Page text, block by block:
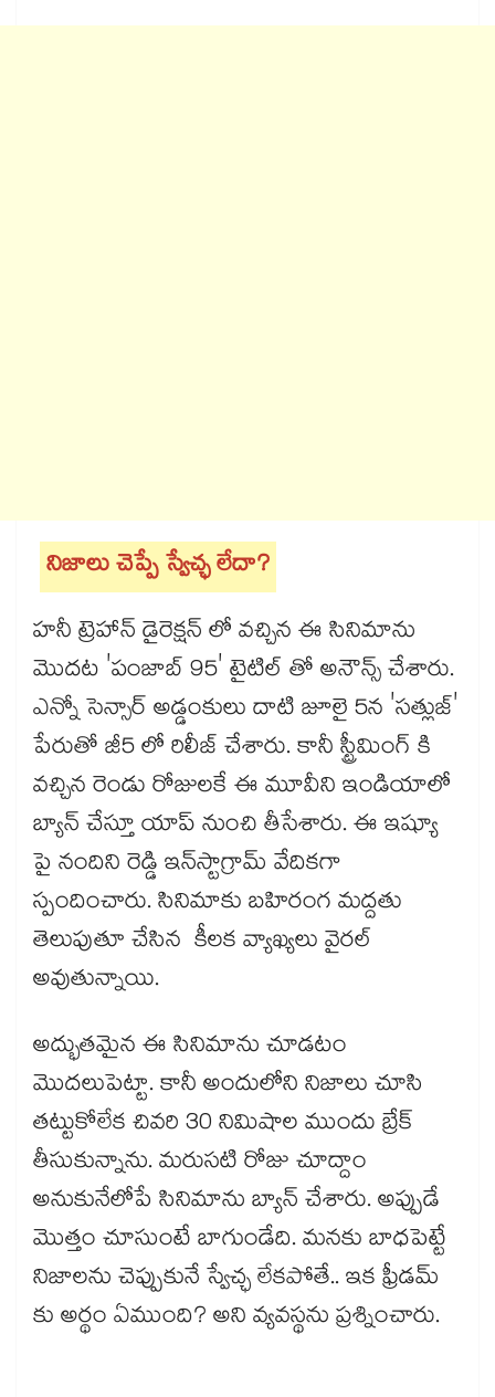
నిజాలు చెప్పే స్వేచ్ఛ లేదా?
హనీ ట్రెహాన్ డైరెక్షన్ లో వచ్చిన ఈ సినిమాను
మొదట 'పంజాబ్ 95' టైటిల్ తో అనౌన్స్ చేశారు.
ఎన్నో సెన్సార్ అడ్డంకులు దాటి జూలై 5న 'సత్లుజ్'
పేరుతో జీ5 లో రిలీజ్ చేశారు. కానీ స్ట్రీమింగ్ కి
వచ్చిన రెండు రోజులకే ఈ మూవీని ఇండియాలో
బ్యాన్ చేస్తూ యాప్ నుంచి తీసేశారు. ఈ ఇష్యూ
పై నందిని రెడ్డి ఇన్‌స్టాగ్రామ్ వేదికగా
స్పందించారు. సినిమాకు బహిరంగ మద్దతు
తెలుపుతూ చేసిన కీలక వ్యాఖ్యలు వైరల్
అవుతున్నాయి.
అద్భుతమైన ఈ సినిమాను చూడటం
మొదలుపెట్టా. కానీ అందులోని నిజాలు చూసి
తట్టుకోలేక చివరి 30 నిమిషాల ముందు బ్రేక్
తీసుకున్నాను. మరుసటి రోజు చూద్దాం
అనుకునేలోపే సినిమాను బ్యాన్ చేశారు. అప్పుడే
మొత్తం చూసుంటే బాగుండేది. మనకు బాధపెట్టే
నిజాలను చెప్పుకునే స్వేచ్ఛ లేకపోతే.. ఇక ఫ్రీడమ్
కు అర్థం ఏముంది? అని వ్యవస్థను ప్రశ్నించారు.